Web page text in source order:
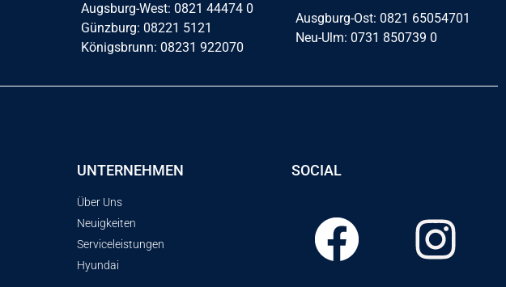
Augsburg-West: 0821 44474 0
Günzburg: 08221 5121
Königsbrunn: 08231 922070
Ausgburg-Ost: 0821 65054701
Neu-Ulm: 0731 850739 0
UNTERNEHMEN
Über Uns
Neuigkeiten
Serviceleistungen
Hyundai
SOCIAL